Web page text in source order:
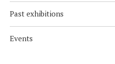
Past exhibitions
Events